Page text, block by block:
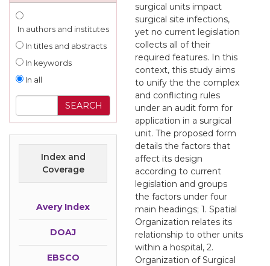
In authors and institutes
In titles and abstracts
In keywords
In all
Index and
Coverage
Avery Index
DOAJ
EBSCO
surgical units impact
surgical site infections,
yet no current legislation
collects all of their
required features. In this
context, this study aims
to unify the the complex
and conflicting rules
under an audit form for
application in a surgical
unit. The proposed form
details the factors that
affect its design
according to current
legislation and groups
the factors under four
main headings; 1. Spatial
Organization relates its
relationship to other units
within a hospital, 2.
Organization of Surgical